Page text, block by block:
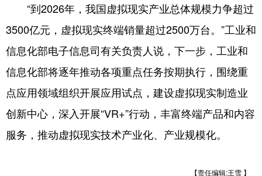
“到2026年，我国虚拟现实产业总体规模力争超过
3500亿元，虚拟现实终端销量超过2500万台。”工业和
信息化部电子信息司有关负责人说，下一步，工业和
信息化部将逐年推动各项重点任务按期执行，围绕重
点应用领域组织开展应用试点，建设虚拟现实制造业
创新中心，深入开展“VR+”行动，丰富终端产品和内容
服务，推动虚拟现实技术产业化、产业规模化。
【责任编辑:王雪 】